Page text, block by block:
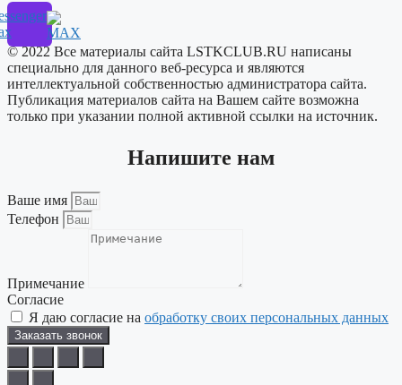
© 2022 Все материалы сайта LSTKCLUB.RU написаны
специально для данного веб-ресурса и являются
интеллектуальной собственностью администратора сайта.
Публикация материалов сайта на Вашем сайте возможна
только при указании полной активной ссылки на источник.
Напишите нам
Ваше имя
Телефон
Примечание
Согласие
Я даю согласие на обработку своих персональных данных
Заказать звонок